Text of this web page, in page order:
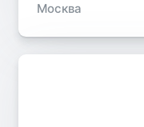
Москва